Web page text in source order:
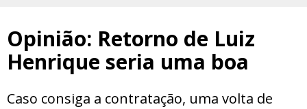
Opinião: Retorno de Luiz
Henrique seria uma boa
Caso consiga a contratação, uma volta de